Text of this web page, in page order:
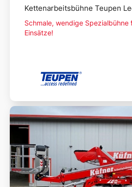
Kettenarbeitsbühne Teupen
Schmale, wendige Spezialbühne
Einsätze!
Mehr lesen